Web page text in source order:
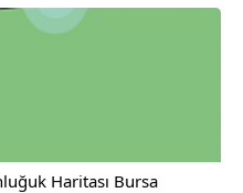
Haritası Bursa